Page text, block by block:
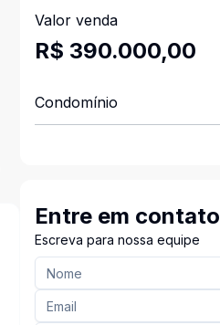
Valor venda
R$ 390.000,00
Condomínio
Entre em contato
Escreva para nossa equipe